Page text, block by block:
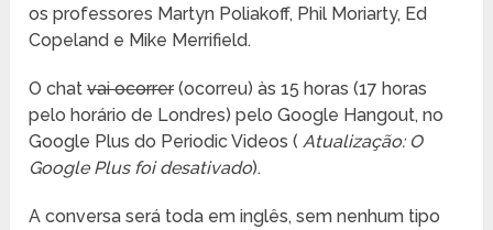
os professores Martyn Poliakoff, Phil Moriarty, Ed
Copeland e Mike Merrifield.
O chatvai ocorrer (ocorreu) às 15 horas (17 horas
pelo horário de Londres) pelo Google Hangout, no
Google Plus do Periodic Videos (Atualização: O
Google Plus foi desativado).
A conversa será toda em inglês, sem nenhum tipo